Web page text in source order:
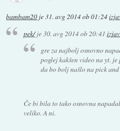
bambam20 je31. avg 2014 ob 01:24
pek/je30. avg 2014 ob 20:41
gre za najbolj osnovno
poglej kakšen video na yt.
da bo bolj našlo na pick
Če bi bila to tako osnovna
veliko. A ni.